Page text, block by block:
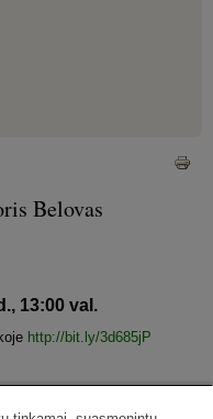
Belovas
13:00 val.
http://bit.ly/3d685jP